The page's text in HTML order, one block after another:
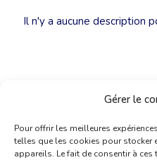
Gérer le
Pour offrir les meilleures
telles que les cookies pour stocker
appareils. Le fait de consentir à
Il n'y a aucune description